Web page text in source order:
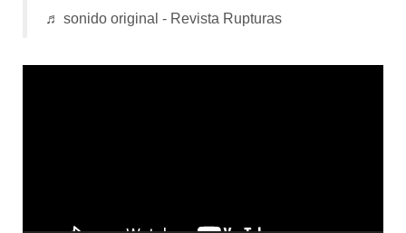
♬ sonido original - Revista Rupturas